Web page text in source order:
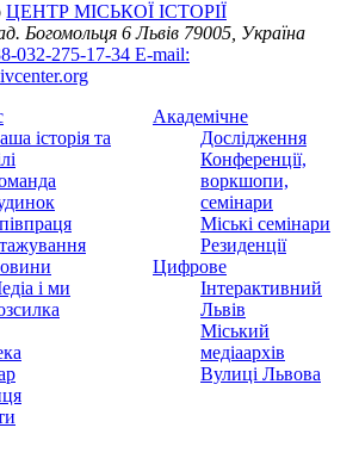
ЦЕНТР МІСЬКОЇ ІСТОРІЇ
Богомольця 6Львів 79005, Україна
032-275-17-34 E-mail:
історія та
і ми
Академічне
Дослідження
Конференції,
воркшопи,
семінари
Міські семінари
Резиденції
Цифрове
Інтерактивний
Львів
Міський
медіаархів
Вулиці Львова